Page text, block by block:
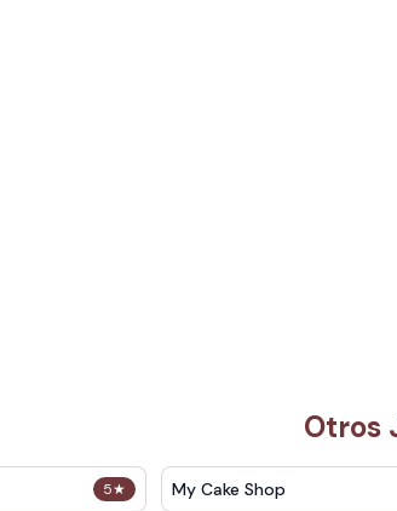
Otros
5★ My Cake Shop